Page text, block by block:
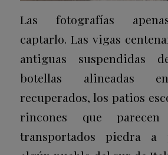
Las fotografías
captarlo. Las vigas
antiguas suspendidas
botellas alineadas
recuperados, los patios
rincones que
transportados piedra a